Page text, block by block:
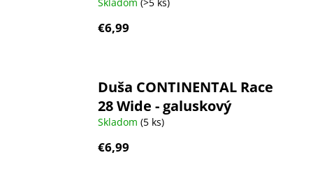
Skladom (>5 ks)
€6,99
Duša CONTINENTAL Race
28 Wide - galuskový
Skladom (5 ks)
€6,99